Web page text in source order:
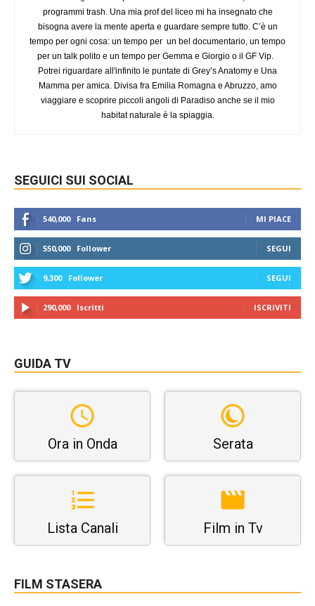
programmi trash. Una mia prof del liceo mi ha insegnato che
bisogna avere la mente aperta e guardare sempre tutto. C’è un
tempo per ogni cosa: un tempo per un bel documentario, un tempo
per un talk polito e un tempo per Gemma e Giorgio o il GF Vip.
Potrei riguardare all'infinito le puntate di Grey’s Anatomy e Una
Mamma per amica. Divisa fra Emilia Romagna e Abruzzo, amo
viaggiare e scoprire piccoli angoli di Paradiso anche se il mio
habitat naturale è la spiaggia.
SEGUICI SUI SOCIAL
540,000 Fans MI PIACE
550,000 Follower SEGUI
9,300 Follower SEGUI
290,000 Iscritti ISCRIVITI
GUIDA TV
Ora in Onda Serata
Lista Canali Film in Tv
FILM STASERA